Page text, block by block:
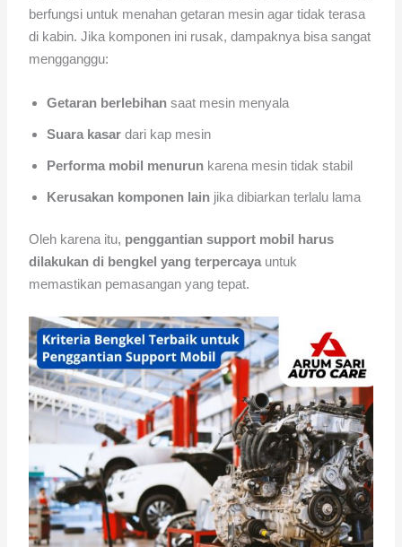
berfungsi untuk menahan getaran mesin agar tidak terasa
di kabin. Jika komponen ini rusak, dampaknya bisa sangat
mengganggu:
Getaran berlebihan saat mesin menyala
Suara kasar dari kap mesin
Performa mobil menurun karena mesin tidak stabil
Kerusakan komponen lain jika dibiarkan terlalu lama
Oleh karena itu, penggantian support mobil harus
dilakukan di bengkel yang terpercaya untuk
memastikan pemasangan yang tepat.